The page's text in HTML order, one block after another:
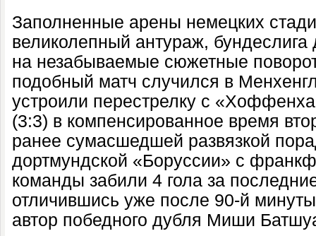
Заполненные арены немецких
великолепный антураж,
на незабываемые сюжетные
подобный матч случился в
устроили перестрелку с
(3:3) в компенсированное время
ранее сумасшедшей развязкой
дортмундской «Боруссии» с
команды забили 4 гола за
отличившись уже после 90-й
автор победного дубля Миши